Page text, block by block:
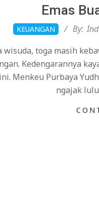
Emas
KEUANGAN By:
wisuda, toga masih
Kedengarannya
Menkeu Purbaya
ngajak